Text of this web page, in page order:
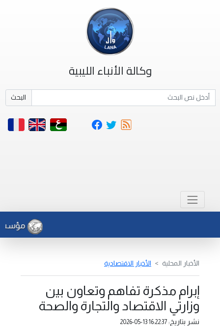
وكالة الأنباء الليبية
البحث
مؤسسة
الأخبار المحلية الأخبار الاقتصادية
إبرام مذكرة تفاهم وتعاون بين
وزارتي الاقتصاد والتجارة والصحة
نشر بتاريخ: 2026-05-13 16:22:37